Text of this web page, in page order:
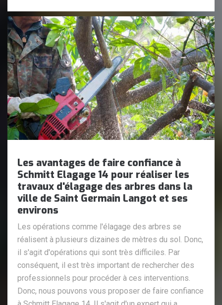
Les avantages de faire confiance à
Schmitt Elagage 14 pour réaliser les
travaux d'élagage des arbres dans la
ville de Saint Germain Langot et ses
environs
Les opérations comme l'élagage des arbres se
réalisent à plusieurs dizaines de mètres du sol. Donc,
il s'agit d'opérations qui sont très difficiles. Par
conséquent, il est très important de rechercher des
professionnels pour procéder à ces interventions.
Donc, nous pouvons vous proposer de faire confiance